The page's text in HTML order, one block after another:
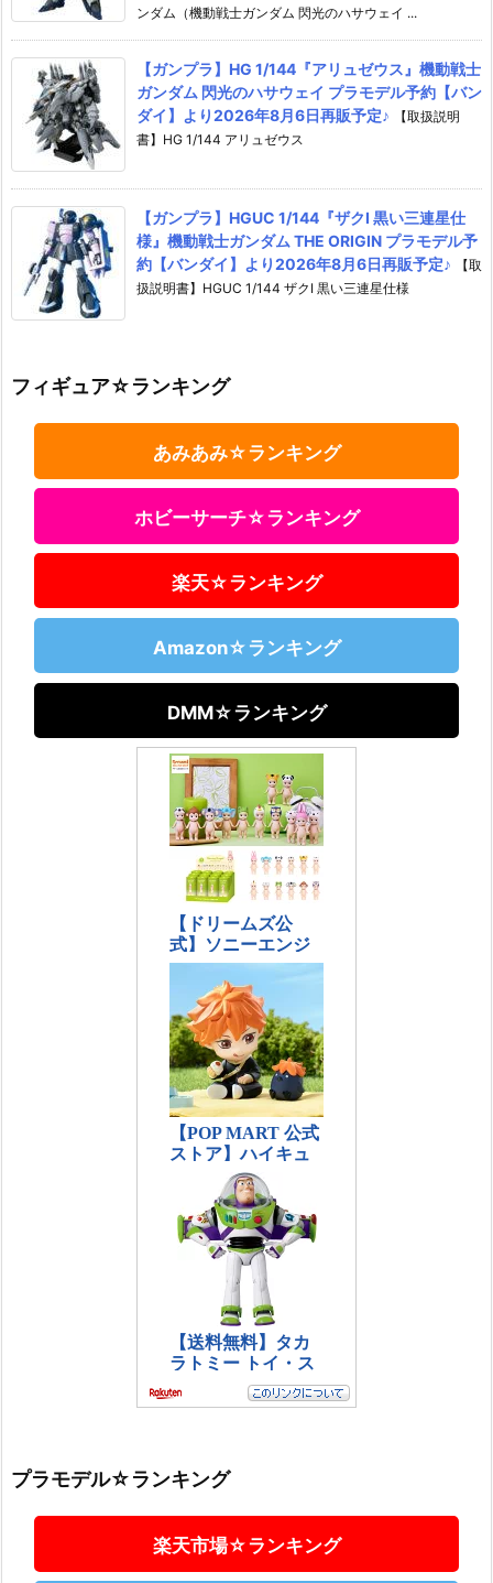
ンダム（機動戦士ガンダム 閃光のハサウェイ ...
【ガンプラ】HG 1/144『アリュゼウス』機動戦士
ガンダム 閃光のハサウェイ プラモデル予約【バン
ダイ】より2026年8月6日再販予定♪
【取扱説明
書】HG 1/144 アリュゼウス
【ガンプラ】HGUC 1/144『ザクI 黒い三連星仕
様』機動戦士ガンダム THE ORIGIN プラモデル予
約【バンダイ】より2026年8月6日再販予定♪
【取
扱説明書】HGUC 1/144 ザクI 黒い三連星仕様
フィギュア☆ランキング
あみあみ☆ランキング
ホビーサーチ☆ランキング
楽天☆ランキング
Amazon☆ランキング
DMM☆ランキング
プラモデル☆ランキング
楽天市場☆ランキング